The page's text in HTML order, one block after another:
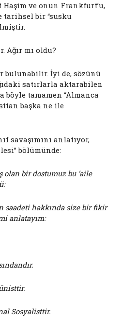
ve onun Frankfurt’u,
bir “susku
Ağır mı oldu?
bulunabilir. İyi de, sözünü
satırlarla aktarabilen
böyle tamamen “Almanca
başka ne ile
savaşımını anlatıyor,
bölümünde:
olan bir dostumuz bu ’aile
hakkında size bir fikir
anlatayım:
Sosyalisttir.